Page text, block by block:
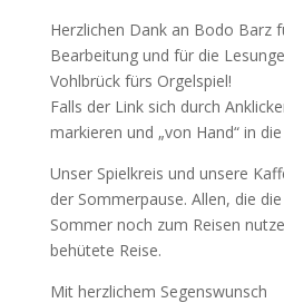
Herzlichen Dank an Bodo Barz
Bearbeitung und für die
Vohlbrück fürs Orgelspiel!
Falls der Link sich durch
markieren und „von Hand“ in
Unser Spielkreis und unsere
der Sommerpause. Allen, die
Sommer noch zum Reisen
behütete Reise.
Mit herzlichem Segenswunsch